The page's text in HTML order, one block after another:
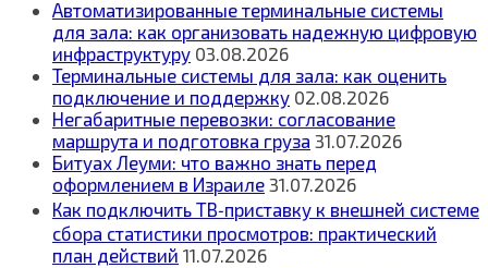
Автоматизированные терминальные системы
для зала: как организовать надежную цифровую
инфраструктуру 03.08.2026
Терминальные системы для зала: как оценить
подключение и поддержку 02.08.2026
Негабаритные перевозки: согласование
маршрута и подготовка груза 31.07.2026
Битуах Леуми: что важно знать перед
оформлением в Израиле 31.07.2026
Как подключить ТВ‑приставку к внешней системе
сбора статистики просмотров: практический
план действий 11.07.2026